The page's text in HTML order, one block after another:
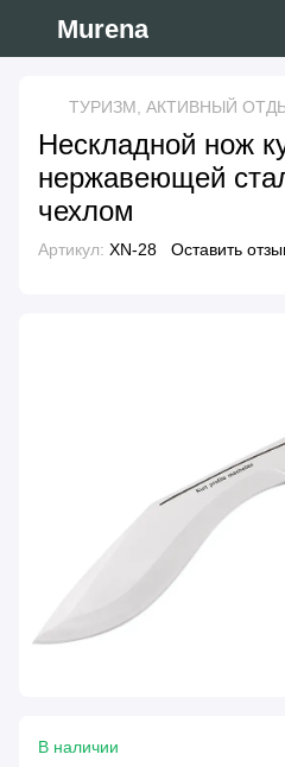
Murena
ТУРИЗМ, АКТИВНЫЙ
Нескладной нож
нержавеющей
чехлом
Артикул: XN-28 Оставить
В наличии